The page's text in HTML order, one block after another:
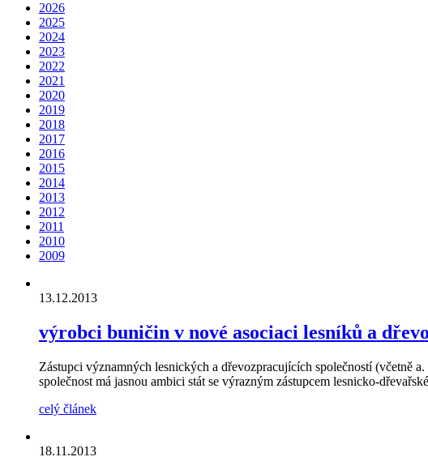
2026
2025
2024
2023
2022
2021
2020
2019
2018
2017
2016
2015
2014
2013
2012
2011
2010
2009
13.12.2013
výrobci buničin v nové asociaci lesníků a
Zástupci významných lesnických a dřevozpracujících společností (včetně
společnost má jasnou ambici stát se výrazným zástupcem lesnicko-
celý článek
18.11.2013